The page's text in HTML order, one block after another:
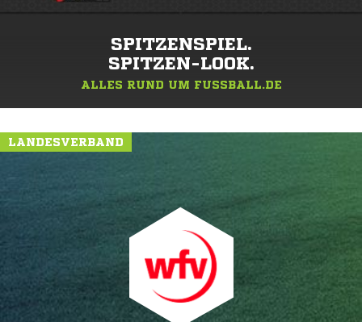
SPITZENSPIEL.
SPITZEN-LOOK.
ALLES RUND UM FUSSBALL.DE
LANDESVERBAND